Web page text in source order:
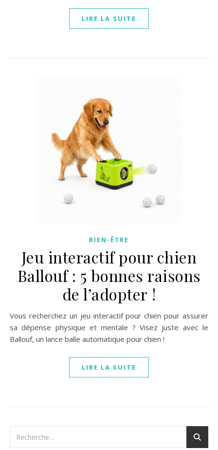
LIRE LA SUITE
BIEN-ÊTRE
Jeu interactif pour chien
Ballouf : 5 bonnes raisons
de l’adopter !
Vous recherchez un jeu interactif pour chien pour assurer
sa dépense physique et mentale ? Visez juste avec le
Ballouf, un lance balle automatique pour chien !
LIRE LA SUITE